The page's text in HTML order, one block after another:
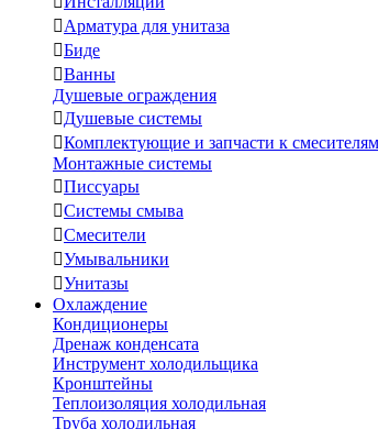
Арматура для унитаза
Биде
Ванны
Душевые ограждения
Душевые системы
Комплектующие и запчасти к смесителям
Монтажные системы
Писсуары
Системы смыва
Смесители
Умывальники
Унитазы
Охлаждение
Кондиционеры
Дренаж конденсата
Инструмент холодильщика
Кронштейны
Теплоизоляция холодильная
Труба холодильная